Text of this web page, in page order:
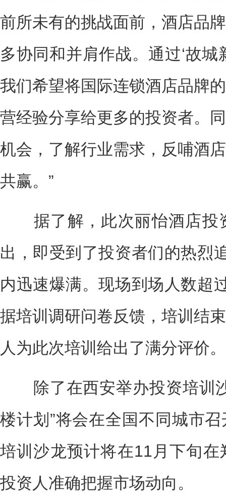
前所未有的挑战面前，酒店品
多协同和并肩作战。通过‘故
我们希望将国际连锁酒店品牌
营经验分享给更多的投资者。
机会，了解行业需求，反哺酒
共赢。”
据了解，此次丽怡酒店投
出，即受到了投资者们的热烈
内迅速爆满。现场到场人数超
据培训调研问卷反馈，培训结
人为此次培训给出了满分评价。
除了在西安举办投资培训
楼计划”将会在全国不同城市
培训沙龙预计将在11月下旬
投资人准确把握市场动向。